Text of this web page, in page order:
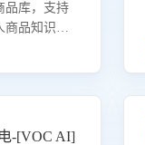
品库，支持
商品知识问
-[VOC AI]